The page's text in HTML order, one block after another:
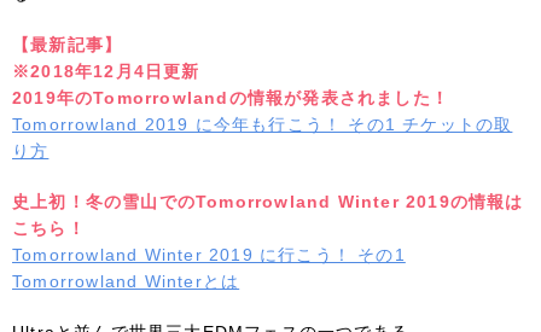
【最新記事】
※2018年12月4日更新
2019年のTomorrowlandの情報が発表されました！
Tomorrowland 2019 に今年も行こう！ その1 チケットの取
り方
史上初！冬の雪山でのTomorrowland Winter 2019の情報は
こちら！
Tomorrowland Winter 2019 に行こう！ その1
Tomorrowland Winterとは